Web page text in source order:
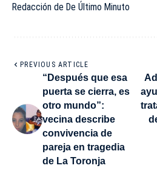
Redacción de De Último Minuto
PREVIOUS ARTICLE
“Después que esa
puerta se cierra, es
otro mundo”:
vecina describe
convivencia de
pareja en tragedia
de La Toronja